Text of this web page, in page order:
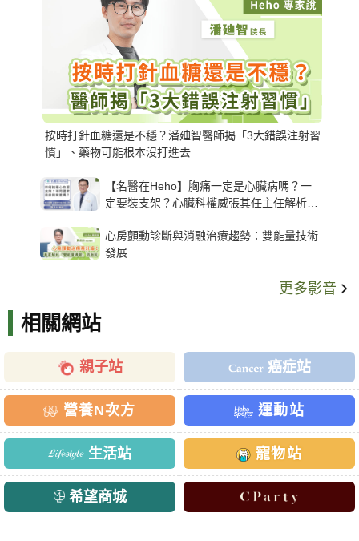
按時打針血糖還是不穩？潘廸智醫師揭「3大錯誤注射習
慣」、藥物可能根本沒打進去
【名醫在Heho】胸痛一定是心臟病嗎？一
定要裝支架？心臟科權威張其任主任解析支
心房顫動診斷與消融治療趨勢：雙能量技術
發展
更多影音
相關網站
親子站 癌症站
營養N次方 運動站
生活站 寵物站
希望商城